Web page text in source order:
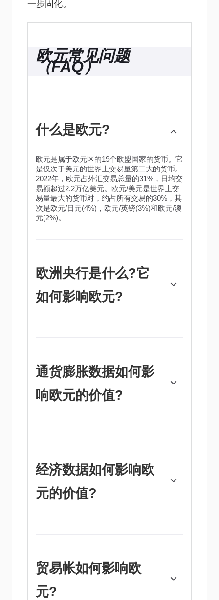
一步固化。
欧元常见问题
（FAQ）
什么是欧元?
欧元是属于欧元区的19个欧盟国家的货币。它
是仅次于美元的世界上交易量第二大的货币。
2022年，欧元占外汇交易总量的31%，日均交
易额超过2.2万亿美元。欧元/美元是世界上交
易量最大的货币对，约占所有交易的30%，其
次是欧元/日元(4%)，欧元/英镑(3%)和欧元/澳
元(2%)。
欧洲央行是什么?它
如何影响欧元?
要工具是提高或降低利率。相对较高的利率
——或者更高利率的预期——通常对欧元有
利，反之亦然。欧洲央行管理委员会每年召开
八次会议，制定货币政策决定。决定是由欧元
区国家银行行长和包括欧洲央行行长克里斯蒂
通货膨胀数据如何影
响欧元的价值?
制通胀。与其他国家相比，相对较高的利率通
常会对欧元有利，因为它使该地区作为全球投
经济数据如何影响欧
元的价值?
仅会吸引更多的外国投资，还可能鼓励欧洲央
行提高利率，这将直接增强欧元。否则，如果
经济数据疲软，欧元可能会下跌。欧元区四大
经济体(德国、法国、意大利和西班牙)的经济
贸易帐如何影响欧
元?